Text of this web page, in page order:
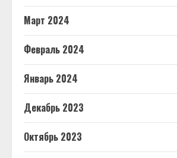
Март 2024
Февраль 2024
Январь 2024
Декабрь 2023
Октябрь 2023